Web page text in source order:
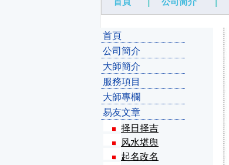
首頁
公司簡介
大師簡介
服務項目
大師專欄
易友文章
择日择吉
风水堪舆
起名改名